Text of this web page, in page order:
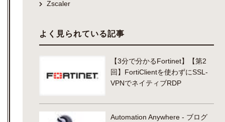
Zscaler
よく見られている記事
【3分で分かるFortinet】【第2
回】FortiClientを使わずにSSL-
VPNでネイティブRDP
Automation Anywhere - ブログ